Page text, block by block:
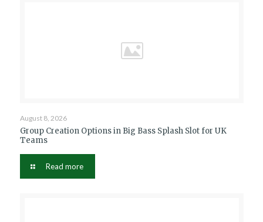
August 8, 2026
Group Creation Options in Big Bass Splash Slot for UK
Teams
Read more